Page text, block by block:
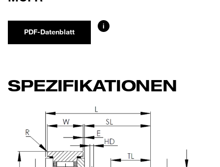
PDF-Datenblatt
i
SPEZIFIKATIONEN